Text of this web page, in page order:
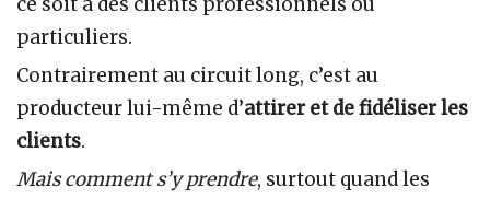
particuliers.
Contrairement au circuit long, c’est au
producteur lui-même d’attirer et de fidéliser les
clients.
Mais comment s’y prendre, surtout quand les